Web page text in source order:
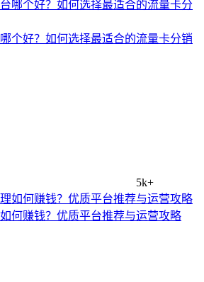
个好？如何选择最适合的流量卡分销
5k+
何赚钱？优质平台推荐与运营攻略